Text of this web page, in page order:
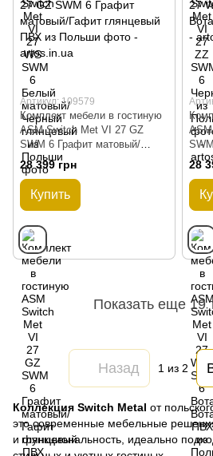
Артикул: 109579
Комплект мебели в гостиную
ASM Switch Met VI 27 GZ
SWM 6 Графит матовый/
Гафит глянцевый ПВХ из
Польши
28 399 грн
Купить
28
Показать еще 19
Назад 1 из 2
Коллекция Switch Metal от
это современные мебельные
и функциональность, идеально